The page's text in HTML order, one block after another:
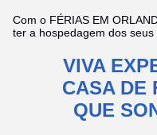
Com o FÉRIAS EM
ter a hospedagem dos seus
VIVA
CASA DE
QUE